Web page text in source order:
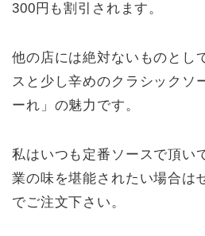
300円も割引されます。
他の店には絶対ないものとし
スと少し辛めのクラシックソ
ーれ」の魅力です。
私はいつも定番ソースで頂い
業の味を堪能されたい場合は
でご注文下さい。